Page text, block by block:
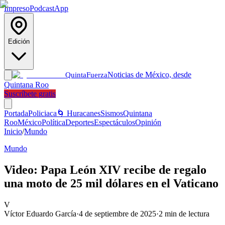
ImpresoPodcastApp
Edición
QuintaFuerzaNoticias de México, desde
Quintana Roo
Suscríbete gratis
PortadaPoliciaca 🌀 HuracanesSismosQuintana
RooMéxicoPolíticaDeportesEspectáculosOpinión
Inicio/Mundo
Mundo
Video: Papa León XIV recibe de regalo
una moto de 25 mil dólares en el Vaticano
V
Víctor Eduardo García·4 de septiembre de 2025·2 min de lectura